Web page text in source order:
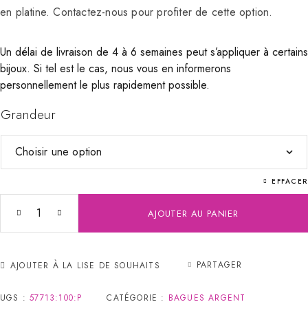
en platine. Contactez-nous pour profiter de cette option.
Un délai de livraison de 4 à 6 semaines peut s’appliquer à certains
bijoux. Si tel est le cas, nous vous en informerons
personnellement le plus rapidement possible.
Grandeur
EFFACER
AJOUTER AU PANIER
AJOUTER À LA LISE DE SOUHAITS PARTAGER
UGS :57713:100:P CATÉGORIE : BAGUES ARGENT